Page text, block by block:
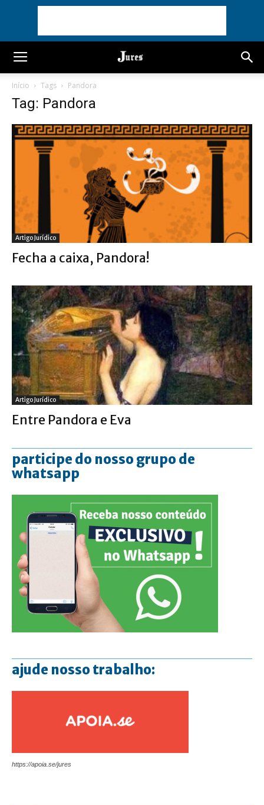
Início Tags Pandora
Tag: Pandora
Artigo Jurídico
Fecha a caixa, Pandora!
Artigo Jurídico
Entre Pandora e Eva
participe do nosso grupo de
whatsapp
ajude nosso trabalho:
https://apoia.se/jures